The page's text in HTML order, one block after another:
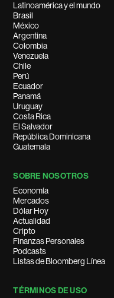
Latinoamérica y el mundo
Brasil
México
Argentina
Colombia
Venezuela
Chile
Perú
Ecuador
Panamá
Uruguay
Costa Rica
El Salvador
República Dominicana
Guatemala
SOBRE NOSOTROS
Economía
Mercados
Dólar Hoy
Actualidad
Cripto
Finanzas Personales
Podcasts
Listas de Bloomberg Línea
TÉRMINOS DE USO